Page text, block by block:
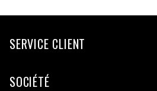
SERVICE CLIENT
SOCIÉTÉ